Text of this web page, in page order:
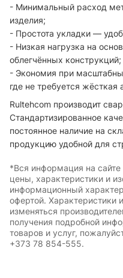
- Минимальный расход
изделия;
- Простота укладки —
- Низкая нагрузка на
облегчённых конструкций;
- Экономия при
где не требуется
Rultehcom производит
Стандартизированное
постоянное наличие на
продукцию удобной для
*Вся информация на
цены, характеристики и
информационный
офертой. Характеристики
изменяться
получения подробной
товаров и услуг,
+373 78 854-555.